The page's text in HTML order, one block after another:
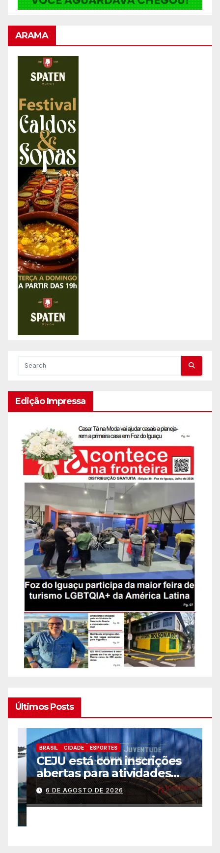
ARAMA
Edição Impressa
Últimos Posts
BRASIL CIDADE ESPORTES
CEJU está com inscrições
abertas para atividades
gratuitas
6 DE AGOSTO DE 2026